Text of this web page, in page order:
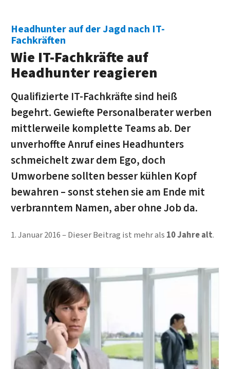
Headhunter auf der Jagd nach IT-
Fachkräften
Wie IT-Fachkräfte auf
Headhunter reagieren
Qualifizierte IT-Fachkräfte sind heiß
begehrt. Gewiefte Personalberater werben
mittlerweile komplette Teams ab. Der
unverhoffte Anruf eines Headhunters
schmeichelt zwar dem Ego, doch
Umworbene sollten besser kühlen Kopf
bewahren – sonst stehen sie am Ende mit
verbranntem Namen, aber ohne Job da.
1. Januar 2016 Dieser Beitrag ist mehr als 10 Jahre alt.